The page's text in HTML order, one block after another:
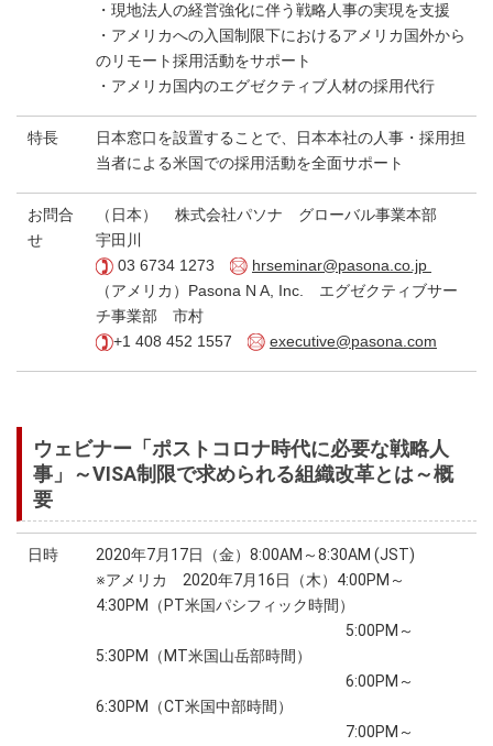
・現地法人の経営強化に伴う戦略人事の実現を支援
・アメリカへの入国制限下におけるアメリカ国外から
のリモート採用活動をサポート
・アメリカ国内のエグゼクティブ人材の採用代行
特長
日本窓口を設置することで、日本本社の人事・採用担
当者による米国での採用活動を全面サポート
お問合
せ
（日本） 株式会社パソナ グローバル事業本部
宇田川
03 6734 1273
hrseminar@pasona.co.jp
（アメリカ）Pasona N A, Inc. エグゼクティブサー
チ事業部 市村
+1 408 452 1557
executive@pasona.com
ウェビナー「ポストコロナ時代に必要な戦略人
事」～VISA制限で求められる組織改革とは～概
要
日時
2020年7月17日（金）8:00AM～8:30AM (JST)
※アメリカ 2020年7月16日（木）4:00PM～
4:30PM（PT米国パシフィック時間）
5:00PM～
5:30PM（MT米国山岳部時間）
6:00PM～
6:30PM（CT米国中部時間）
7:00PM～